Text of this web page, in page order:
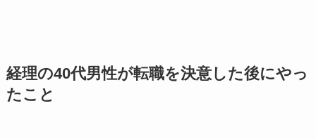
経理の40代男性が転職を決意した後にやっ
たこと